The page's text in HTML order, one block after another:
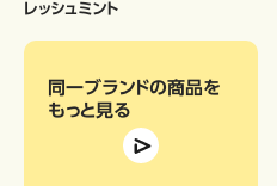
レッシュミント
同一ブランドの商品を
もっと見る